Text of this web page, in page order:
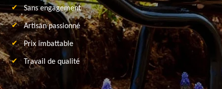
Sans engagement
Artisan passionné
Prix imbattable
Travail de qualité